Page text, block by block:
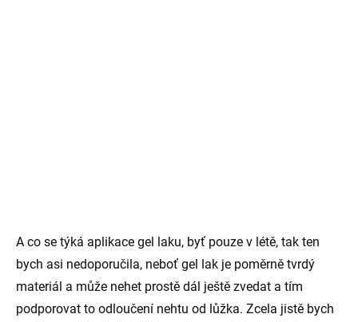
A co se týká aplikace gel laku, byť pouze v létě, tak ten
bych asi nedoporučila, neboť gel lak je poměrně tvrdý
materiál a může nehet prostě dál ještě zvedat a tím
podporovat to odloučení nehtu od lůžka. Zcela jistě bych